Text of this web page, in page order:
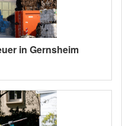
in Gernsheim